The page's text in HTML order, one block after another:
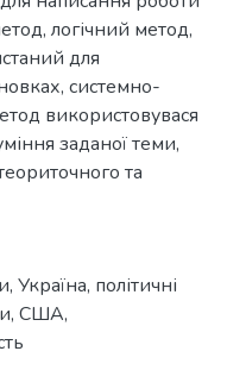
логічний метод,
для
системно-
використовувася
заданої теми,
та
, Україна, політичні
, США,